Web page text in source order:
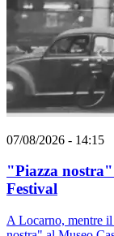
07/08/2026 - 14:15
"Piazza
Festival
A Locarno, mentre